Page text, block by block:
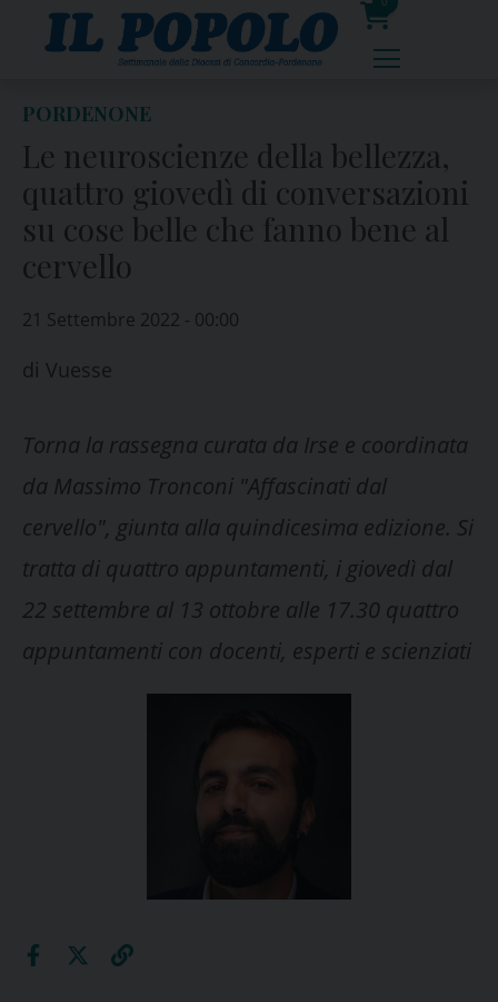
0
prodotti
PORDENONE
Le neuroscienze della bellezza,
quattro giovedì di conversazioni
su cose belle che fanno bene al
cervello
21 Settembre 2022 - 00:00
di Vuesse
Torna la rassegna curata da Irse e coordinata
da Massimo Tronconi "Affascinati dal
cervello", giunta alla quindicesima edizione. Si
tratta di quattro appuntamenti, i giovedì dal
22 settembre al 13 ottobre alle 17.30 quattro
appuntamenti con docenti, esperti e scienziati